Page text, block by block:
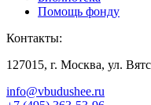
Помощь фонду
Контакты:
127015, г. Москва, ул.
info@vbudushee.ru